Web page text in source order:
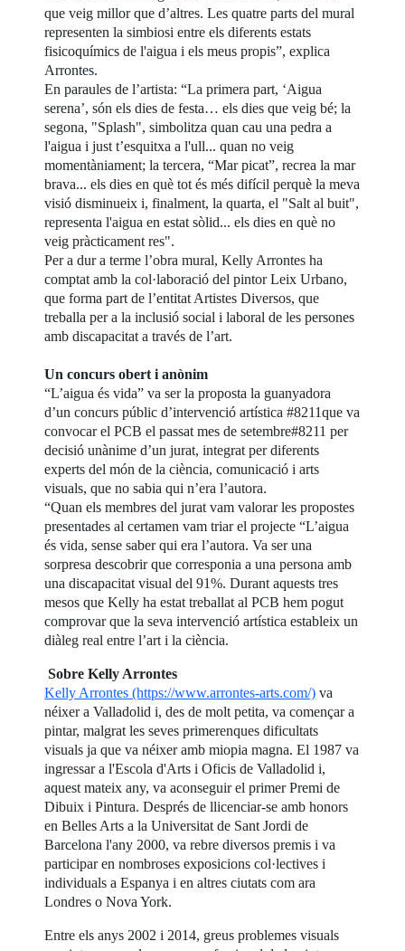
que veig millor que d’altres. Les quatre parts del mural
representen la simbiosi entre els diferents estats
fisicoquímics de l'aigua i els meus propis”, explica
Arrontes.
En paraules de l’artista: “La primera part, ‘Aigua
serena’, són els dies de festa… els dies que veig bé; la
segona, "Splash", simbolitza quan cau una pedra a
l'aigua i just t’esquitxa a l'ull... quan no veig
momentàniament; la tercera, “Mar picat”, recrea la mar
brava... els dies en què tot és més difícil perquè la meva
visió disminueix i, finalment, la quarta, el "Salt al buit",
representa l'aigua en estat sòlid... els dies en què no
veig pràcticament res".
Per a dur a terme l’obra mural, Kelly Arrontes ha
comptat amb la col·laboració del pintor Leix Urbano,
que forma part de l’entitat Artistes Diversos, que
treballa per a la inclusió social i laboral de les persones
amb discapacitat a través de l’art.
Un concurs obert i anònim
“L’aigua és vida” va ser la proposta la guanyadora
d’un concurs públic d’intervenció artística #8211que va
convocar el PCB el passat mes de setembre#8211 per
decisió unànime d’un jurat, integrat per diferents
experts del món de la ciència, comunicació i arts
visuals, que no sabia qui n’era l’autora.
“Quan els membres del jurat vam valorar les propostes
presentades al certamen vam triar el projecte “L’aigua
és vida, sense saber qui era l’autora. Va ser una
sorpresa descobrir que corresponia a una persona amb
una discapacitat visual del 91%. Durant aquests tres
mesos que Kelly ha estat treballat al PCB hem pogut
comprovar que la seva intervenció artística estableix un
diàleg real entre l’art i la ciència.
Sobre Kelly Arrontes
Kelly Arrontes (https://www.arrontes-arts.com/) va
néixer a Valladolid i, des de molt petita, va començar a
pintar, malgrat les seves primerenques dificultats
visuals ja que va néixer amb miopia magna. El 1987 va
ingressar a l'Escola d'Arts i Oficis de Valladolid i,
aquest mateix any, va aconseguir el primer Premi de
Dibuix i Pintura. Després de llicenciar-se amb honors
en Belles Arts a la Universitat de Sant Jordi de
Barcelona l'any 2000, va rebre diversos premis i va
participar en nombroses exposicions col·lectives i
individuals a Espanya i en altres ciutats com ara
Londres o Nova York.
Entre els anys 2002 i 2014, greus problemes visuals